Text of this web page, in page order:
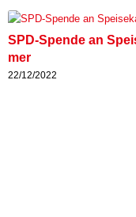
SPD-Spen­de an
mer
22/12/2022